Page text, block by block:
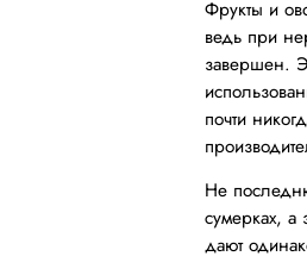
Фрукты и
ведь при
завершен.
почти
Не
сумерках, а
дают